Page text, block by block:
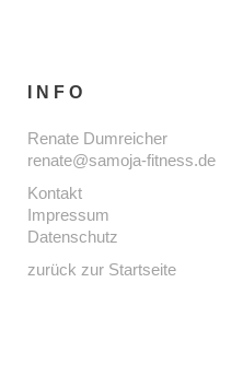
INFO
Renate Dumreicher
renate@samoja-fitness.de
Kontakt
Impressum
Datenschutz
zurück zur Startseite